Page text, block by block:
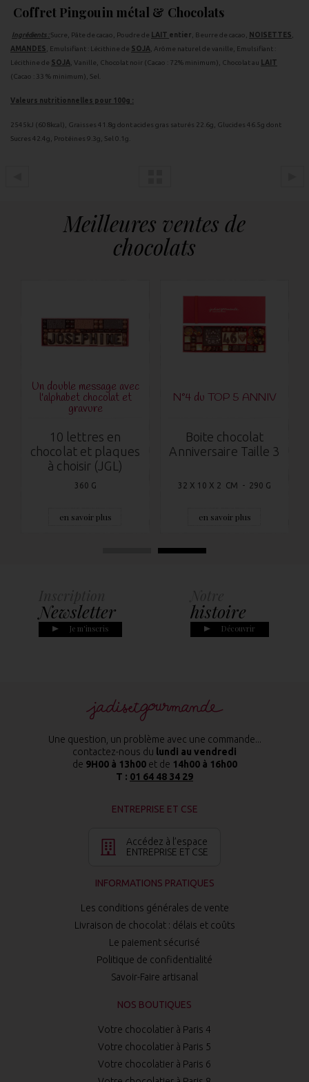
Coffret Pingouin métal & Chocolats
Ingrédients :Sucre, Pâte de cacao, Poudre de LAIT entier , Beurre de cacao, NOISETTES
AMANDES , Emulsifiant : Lécithine de SOJA , Arôme naturel de vanille, Emulsifiant :
Lécithine de SOJA , Vanille, Chocolat noir (Cacao : 72% minimum), Chocolat au
LAIT
(Cacao : 33 % minimum), Sel.
Valeurs nutritionnelles pour 100g :
2545kJ (608kcal), Graisses 41.8g dont acides gras saturés 22.6g, Glucides 46.5g dont
Sucres 42.4g, Protéines 9.3g, Sel 0.1g.
Meilleures ventes de
chocolats
Un double message avec
l'alphabet chocolat et
gravure
10 lettres en
chocolat et plaques
à choisir (JGL)
360 G
en savoir plus
N°4 du TOP 5 ANNIV
Boite chocolat
Anniversaire Taille 3
32 X 10 X 2 CM - 290 G
en savoir plus
Newsletter
Je m'inscris
histoire
Découvrir
Une question, un problème avec une commande...
contactez-nous du lundi au vendredi
de 9H00 à 13h00et de 14h00 à 16h00
T : 01 64 48 34 29
ENTREPRISE ET CSE
Accédez à l’espace
ENTREPRISE ET CSE
INFORMATIONS PRATIQUES
Les conditions générales de vente
Livraison de chocolat : délais et coûts
Le paiement sécurisé
Politique de confidentialité
Savoir-Faire artisanal
NOS BOUTIQUES
Votre chocolatier à Paris 4
Votre chocolatier à Paris 5
Votre chocolatier à Paris 6